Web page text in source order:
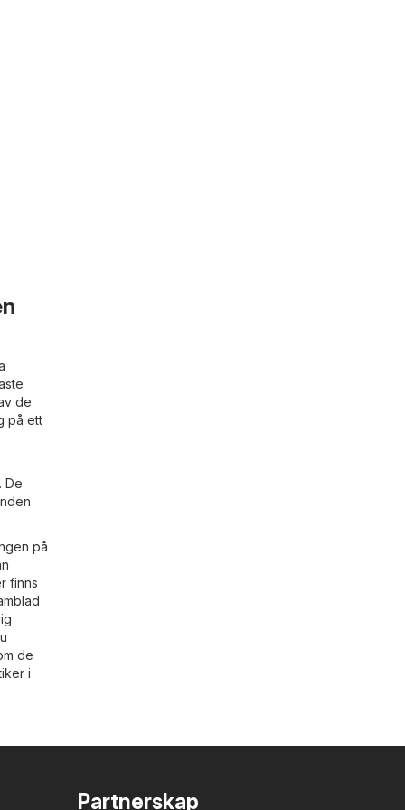
de
på ett
De
på
finns
de
i
Partnerskap